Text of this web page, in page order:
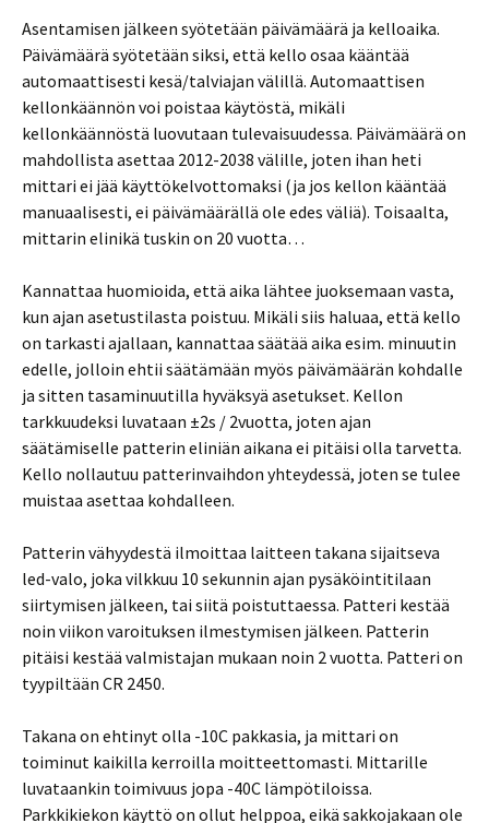
Asentamisen jälkeen syötetään päivämäärä ja kelloaika.
Päivämäärä syötetään siksi, että kello osaa kääntää
automaattisesti kesä/talviajan välillä. Automaattisen
kellonkäännön voi poistaa käytöstä, mikäli
kellonkäännöstä luovutaan tulevaisuudessa. Päivämäärä on
mahdollista asettaa 2012-2038 välille, joten ihan heti
mittari ei jää käyttökelvottomaksi (ja jos kellon kääntää
manuaalisesti, ei päivämäärällä ole edes väliä). Toisaalta,
mittarin elinikä tuskin on 20 vuotta…
Kannattaa huomioida, että aika lähtee juoksemaan vasta,
kun ajan asetustilasta poistuu. Mikäli siis haluaa, että kello
on tarkasti ajallaan, kannattaa säätää aika esim. minuutin
edelle, jolloin ehtii säätämään myös päivämäärän kohdalle
ja sitten tasaminuutilla hyväksyä asetukset. Kellon
tarkkuudeksi luvataan ±2s / 2vuotta, joten ajan
säätämiselle patterin eliniän aikana ei pitäisi olla tarvetta.
Kello nollautuu patterinvaihdon yhteydessä, joten se tulee
muistaa asettaa kohdalleen.
Patterin vähyydestä ilmoittaa laitteen takana sijaitseva
led-valo, joka vilkkuu 10 sekunnin ajan pysäköintitilaan
siirtymisen jälkeen, tai siitä poistuttaessa. Patteri kestää
noin viikon varoituksen ilmestymisen jälkeen. Patterin
pitäisi kestää valmistajan mukaan noin 2 vuotta. Patteri on
tyypiltään CR 2450.
Takana on ehtinyt olla -10C pakkasia, ja mittari on
toiminut kaikilla kerroilla moitteettomasti. Mittarille
luvataankin toimivuus jopa -40C lämpötiloissa.
Parkkikiekon käyttö on ollut helppoa, eikä sakkojakaan ole